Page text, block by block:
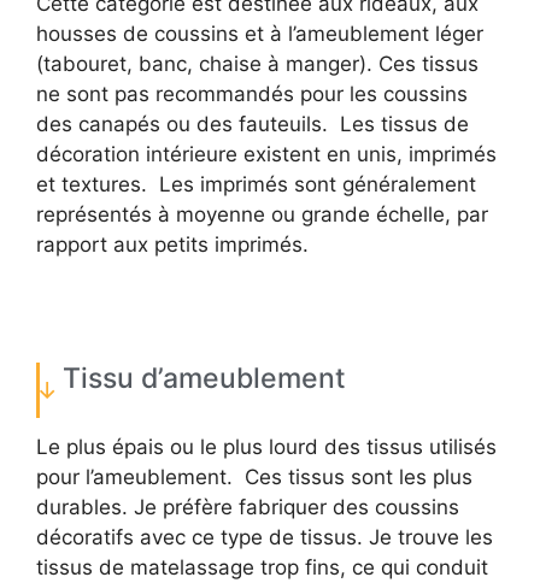
housses de coussins et à l’ameublement léger
(tabouret, banc, chaise à manger). Ces tissus
ne sont pas recommandés pour les coussins
des canapés ou des fauteuils. Les tissus de
décoration intérieure existent en unis, imprimés
et textures. Les imprimés sont généralement
représentés à moyenne ou grande échelle, par
rapport aux petits imprimés.
Tissu d’ameublement
Le plus épais ou le plus lourd des tissus utilisés
pour l’ameublement. Ces tissus sont les plus
durables. Je préfère fabriquer des coussins
décoratifs avec ce type de tissus. Je trouve les
tissus de matelassage trop fins, ce qui conduit